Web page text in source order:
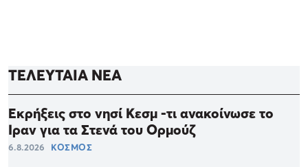
ΤΕΛΕΥΤΑΙΑ ΝΕΑ
Εκρήξεις στο νησί Κεσμ -τι ανακοίνωσε το
Ιραν για τα Στενά του Ορμούζ
6.8.2026 ΚΟΣΜΟΣ